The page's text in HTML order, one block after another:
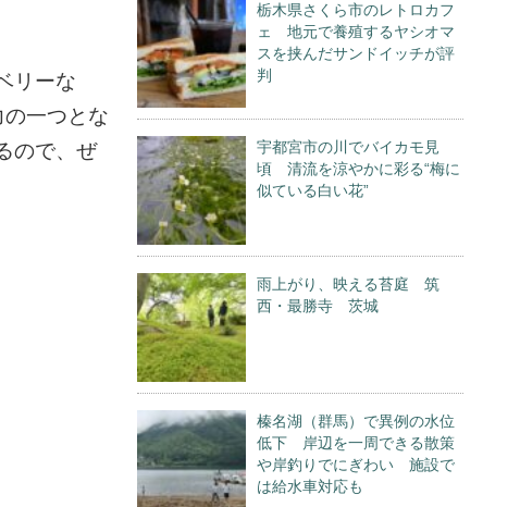
リーな
一つとな
ので、ぜ
栃木県さくら市のレトロカフ
ェ 地元で養殖するヤシオマ
スを挟んだサンドイッチが評
判
宇都宮市の川でバイカモ見
頃 清流を涼やかに彩る“梅に
似ている白い花”
雨上がり、映える苔庭 筑
西・最勝寺 茨城
榛名湖（群馬）で異例の水位
低下 岸辺を一周できる散策
や岸釣りでにぎわい 施設で
は給水車対応も